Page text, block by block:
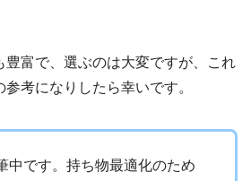
豊富で、選ぶのは大変ですが、これ
考になりしたら幸いです。
中です。持ち物最適化のため